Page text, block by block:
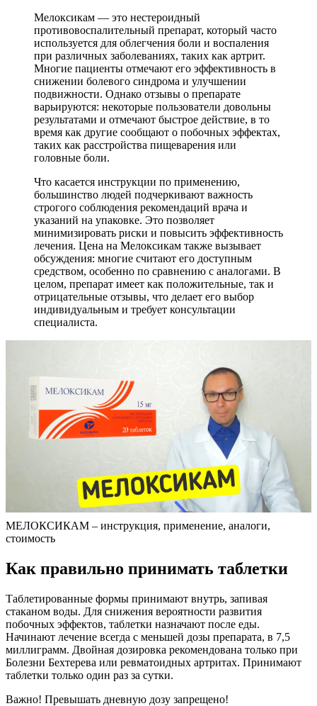
Мелоксикам — это нестероидный
противовоспалительный препарат, который часто
используется для облегчения боли и воспаления
при различных заболеваниях, таких как артрит.
Многие пациенты отмечают его эффективность в
снижении болевого синдрома и улучшении
подвижности. Однако отзывы о препарате
варьируются: некоторые пользователи довольны
результатами и отмечают быстрое действие, в то
время как другие сообщают о побочных эффектах,
таких как расстройства пищеварения или
головные боли.
Что касается инструкции по применению,
большинство людей подчеркивают важность
строгого соблюдения рекомендаций врача и
указаний на упаковке. Это позволяет
минимизировать риски и повысить эффективность
лечения. Цена на Мелоксикам также вызывает
обсуждения: многие считают его доступным
средством, особенно по сравнению с аналогами. В
целом, препарат имеет как положительные, так и
отрицательные отзывы, что делает его выбор
индивидуальным и требует консультации
специалиста.
МЕЛОКСИКАМ – инструкция, применение, аналоги,
стоимость
Как правильно принимать таблетки
Таблетированные формы принимают внутрь, запивая
стаканом воды. Для снижения вероятности развития
побочных эффектов, таблетки назначают после еды.
Начинают лечение всегда с меньшей дозы препарата, в 7,5
миллиграмм. Двойная дозировка рекомендована только при
Болезни Бехтерева или ревматоидных артритах. Принимают
таблетки только один раз за сутки.
Важно! Превышать дневную дозу запрещено!